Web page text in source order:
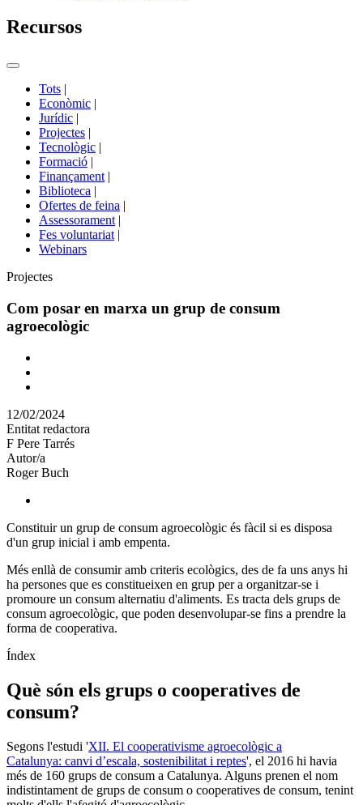
Recursos
Commutador
portals
Tots |
Econòmic |
Jurídic |
Projectes |
Tecnològic |
Formació |
Finançament |
Biblioteca |
Ofertes de feina |
Assessorament |
Fes voluntariat |
Webinars
Àmbit
Projectes
Com posar en marxa un grup de consum
agroecològic
Comparteix
altres
xarxes
socials
12/02/2024
Entitat redactora
F Pere Tarrés
Autor/a
Roger Buch
Constituir un grup de consum agroecològic és fàcil si es disposa
d'un grup inicial i amb empenta.
Més enllà de consumir amb criteris ecològics, des de fa uns anys hi
ha persones que es constitueixen en grup per a organitzar-se i
promoure un consum alternatiu d'aliments. Es tracta dels grups de
consum agroecològic, que poden desenvolupar-se fins a prendre la
forma de cooperativa.
Índex
Què són els grups o cooperatives de
consum?
Segons l'estudi 'XII. El cooperativisme agroecològic a
Catalunya: canvi d’escala, sostenibilitat i reptes', el 2016 hi havia
més de 160 grups de consum a Catalunya. Alguns prenen el nom
indistintament de grups de consum o cooperatives de consum, tenint